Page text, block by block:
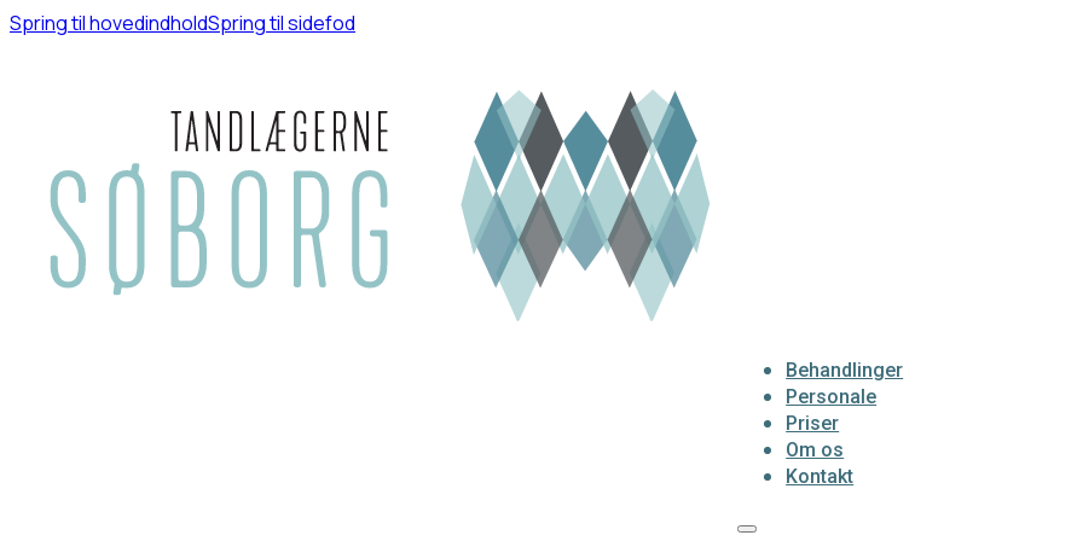
Spring til hovedindholdSpring til sidefod
Behandlinger
Personale
Priser
Om os
Kontakt